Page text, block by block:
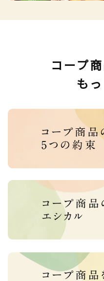
コープ
も